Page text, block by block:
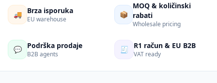
🚚 Brza isporuka
EU warehouse
📦
MOQ & količinski
rabati
Wholesale pricing
💬 Podrška prodaje
B2B agents
🧾 R1 račun & EU B2B
VAT ready